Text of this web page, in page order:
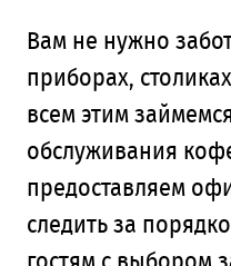
Вам не нужно
приборах,
всем этим
обслуживания
предоставляем
следить за